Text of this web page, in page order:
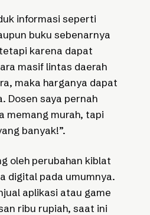
informasi seperti
buku sebenarnya
karena dapat
masif lintas daerah
maka harganya dapat
Dosen saya pernah
memang murah, tapi
banyak!”.
oleh perubahan kiblat
digital pada umumnya.
aplikasi atau game
ribu rupiah, saat ini